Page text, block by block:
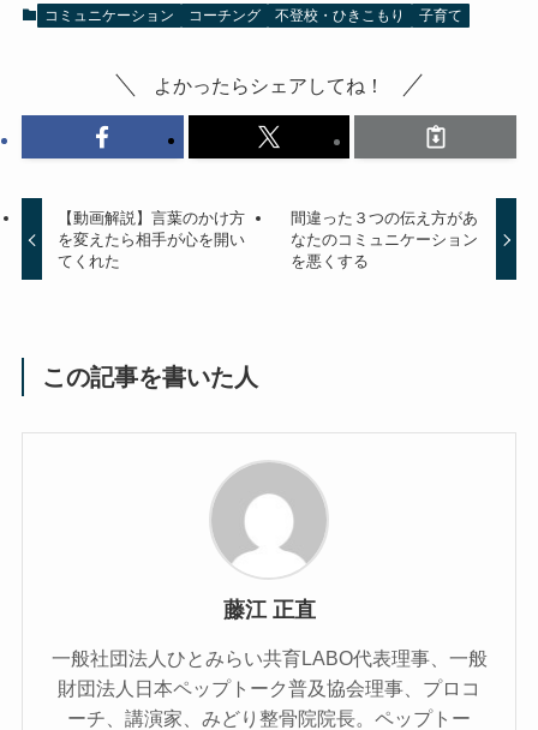
コミュニケーション コーチング 不登校・ひきこもり 子育て
よかったらシェアしてね！
【動画解説】言葉のかけ方
を変えたら相手が心を開い
てくれた
間違った３つの伝え方があ
なたのコミュニケーション
を悪くする
この記事を書いた人
藤江 正直
一般社団法人ひとみらい共育LABO代表理事、一般
財団法人日本ペップトーク普及協会理事、プロコ
ーチ、講演家、みどり整骨院院長。ペップトー